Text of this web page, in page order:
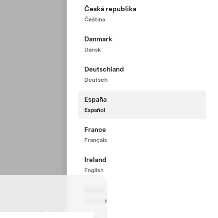
Česká republika
Čeština
Danmark
Dansk
Deutschland
Deutsch
España
Español
France
Français
Ireland
English
Íslenska